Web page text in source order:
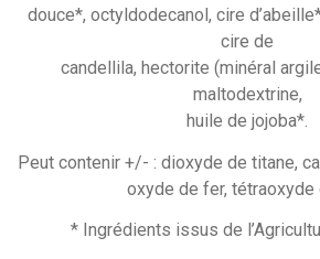
douce*, octyldodecanol, cire
cire de
candellila, hectorite (minéral
maltodextrine,
huile de jojoba*.
Peut contenir +/- : dioxyde de titane,
oxyde de fer, tétraoxyde
* Ingrédients issus de